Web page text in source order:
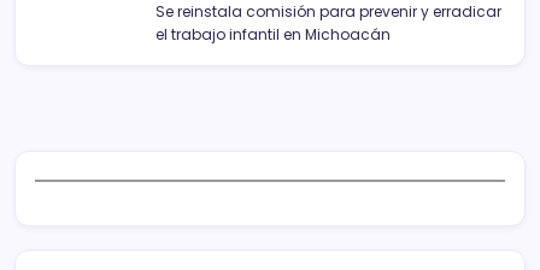
Se reinstala comisión para prevenir y erradicar
el trabajo infantil en Michoacán